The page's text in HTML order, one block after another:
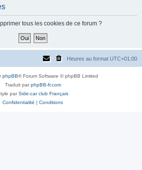
h
tous les cookies de ce forum ?
Heures au format UTC+01:00
phpBB® Forum Software © phpBB Limited
Traduit parphpBB-fr.com
parSide-car club Français
Confidentialité | Conditions